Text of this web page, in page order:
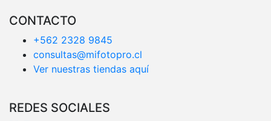
CONTACTO
+562 2328 9845
consultas@mifotopro.cl
Ver nuestras tiendas aquí
REDES SOCIALES